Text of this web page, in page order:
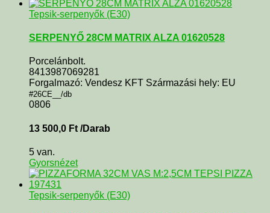
Tepsik-serpenyők (E30)
SERPENYŐ 28CM MATRIX ALZA 01620528
Porcelánbolt.
8413987069281
Forgalmazó: Vendesz KFT Származási hely: EU
#26CE__/db
0806
13 500,0 Ft /Darab
5 van.
Gyorsnézet
Tepsik-serpenyők (E30)